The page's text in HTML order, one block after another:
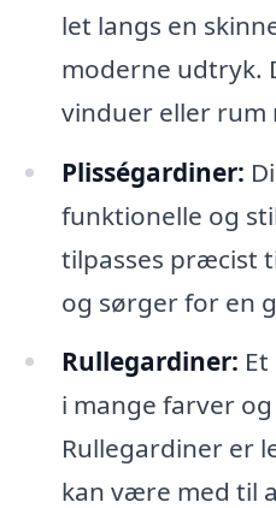
let langs en
moderne udtryk.
vinduer eller rum
Plisségardiner:
funktionelle og
tilpasses præcist
og sørger for en
Rullegardiner:
i mange farver
Rullegardiner er
kan være med til